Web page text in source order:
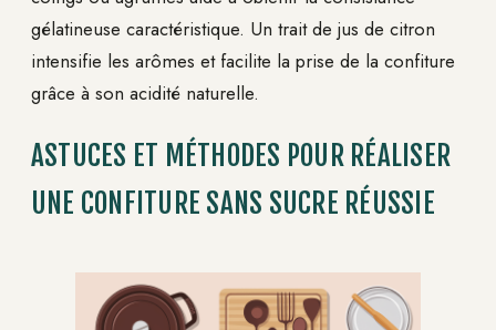
gélatineuse caractéristique. Un trait de jus de citron
intensifie les arômes et facilite la prise de la confiture
grâce à son acidité naturelle.
ASTUCES ET MÉTHODES POUR RÉALISER
UNE CONFITURE SANS SUCRE RÉUSSIE